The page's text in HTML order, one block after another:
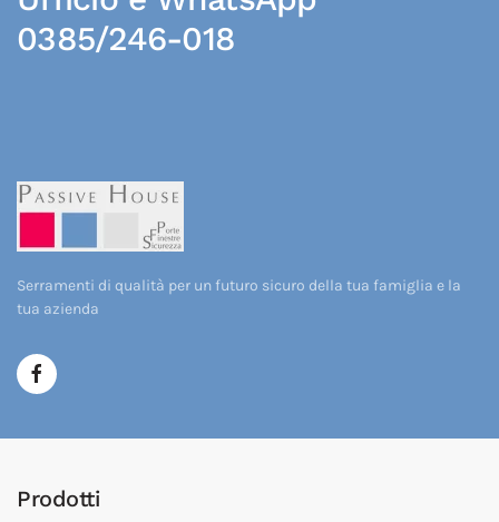
0385/246-018
Serramenti di qualità per un futuro sicuro della tua famiglia e la
tua azienda
Prodotti